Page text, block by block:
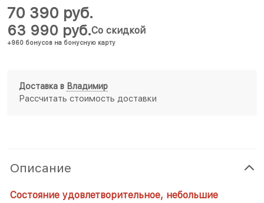
63 990 руб.
+960 бонусов на бонусную карту
Со скидкой
70 390 руб.
Доставка в Владимир
Рассчитать стоимость доставки
Описание
Состояние удовлетворительное, небольшие